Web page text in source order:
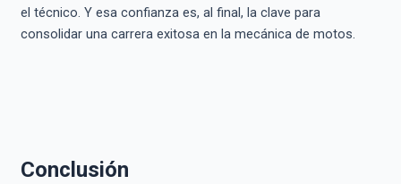
el técnico. Y esa confianza es, al final, la clave para
consolidar una carrera exitosa en la mecánica de motos.
Conclusión